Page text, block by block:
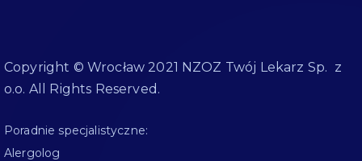
Copyright © Wrocław 2021 NZOZ Twój Lekarz Sp. z
o.o. All Rights Reserved.
Poradnie specjalistyczne:
Alergolog